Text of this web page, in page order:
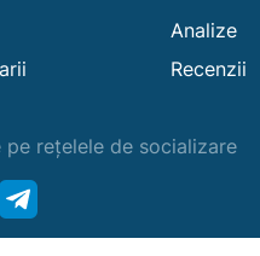
Analize
Recenzii
pe rețelele de socializare